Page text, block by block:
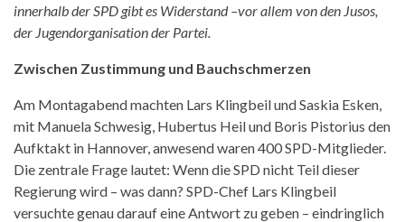
innerhalb der SPD gibt es Widerstand –vor allem von den Jusos,
der Jugendorganisation der Partei.
Zwischen Zustimmung und Bauchschmerzen
Am Montagabend machten Lars Klingbeil und Saskia Esken,
mit Manuela Schwesig, Hubertus Heil und Boris Pistorius den
Aufktakt in Hannover, anwesend waren 400 SPD-Mitglieder.
Die zentrale Frage lautet: Wenn die SPD nicht Teil dieser
Regierung wird – was dann? SPD-Chef Lars Klingbeil
versuchte genau darauf eine Antwort zu geben – eindringlich